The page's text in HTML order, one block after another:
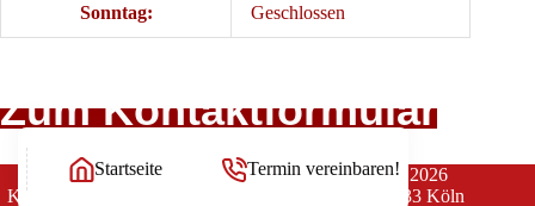
Sonntag: Geschlossen
Zum Kontaktformular
Copyright Rechtsanwälte Balg und Willerscheid © 2026
Kanzlei Balg & Willerscheid * Yorckstraße 12 * 50733 Köln
Startseite Termin vereinbaren!